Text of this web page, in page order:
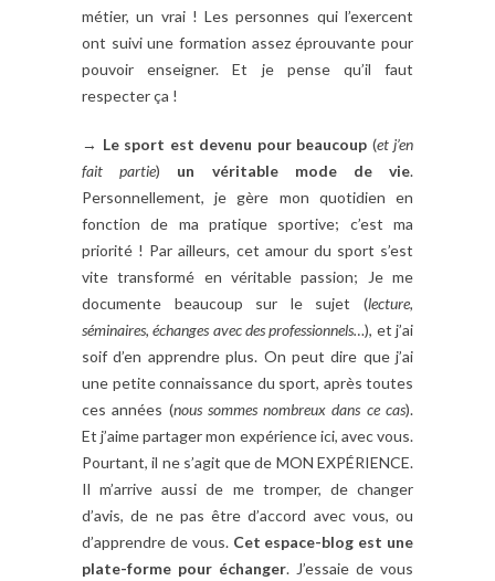
métier, un vrai ! Les personnes qui l’exercent
ont suivi une formation assez éprouvante pour
pouvoir enseigner. Et je pense qu’il faut
respecter ça !
→ Le sport est devenu pour beaucoup (et j’en
fait partie) un véritable mode de vie.
Personnellement, je gère mon quotidien en
fonction de ma pratique sportive; c’est ma
priorité ! Par ailleurs, cet amour du sport s’est
vite transformé en véritable passion; Je me
documente beaucoup sur le sujet (lecture,
séminaires, échanges avec des professionnels…), et j’ai
soif d’en apprendre plus. On peut dire que j’ai
une petite connaissance du sport, après toutes
ces années (nous sommes nombreux dans ce cas).
Et j’aime partager mon expérience ici, avec vous.
Pourtant, il ne s’agit que de MON EXPÉRIENCE.
Il m’arrive aussi de me tromper, de changer
d’avis, de ne pas être d’accord avec vous, ou
d’apprendre de vous. Cet espace-blog est une
plate-forme pour échanger. J’essaie de vous